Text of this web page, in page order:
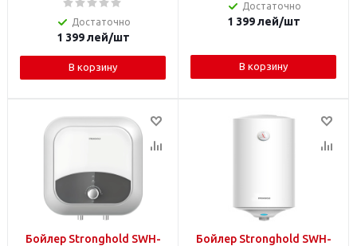
Достаточно
1 399лей/шт
В корзину
Достаточно
1 399лей/шт
В корзину
Бойлер Stronghold SWH-
Бойлер Stronghold SWH-